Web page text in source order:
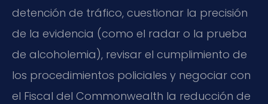
detención de tráfico, cuestionar la precisión
de la evidencia (como el radar o la prueba
de alcoholemia), revisar el cumplimiento de
los procedimientos policiales y negociar con
el Fiscal del Commonwealth la reducción de